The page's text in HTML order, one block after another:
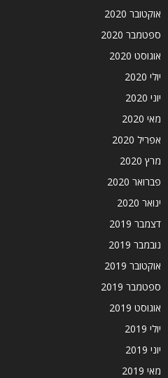
אוקטובר 2020
ספטמבר 2020
אוגוסט 2020
יולי 2020
יוני 2020
מאי 2020
אפריל 2020
מרץ 2020
פברואר 2020
ינואר 2020
דצמבר 2019
נובמבר 2019
אוקטובר 2019
ספטמבר 2019
אוגוסט 2019
יולי 2019
יוני 2019
מאי 2019